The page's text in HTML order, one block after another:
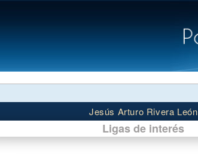
Jesús Arturo Rivera León
Ligas de interés